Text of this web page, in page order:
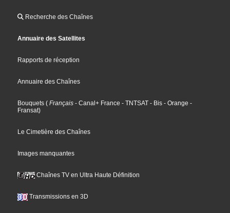
Recherche des Chaînes
Annuaire des Satellites
Rapports de réception
Annuaire des Chaînes
Bouquets ( Français - Canal+ France - TNTSAT - Bis - Orange -
Fransat)
Le Cimetière des Chaînes
Images manquantes
Chaînes TV en Ultra Haute Définition
Transmissions en 3D